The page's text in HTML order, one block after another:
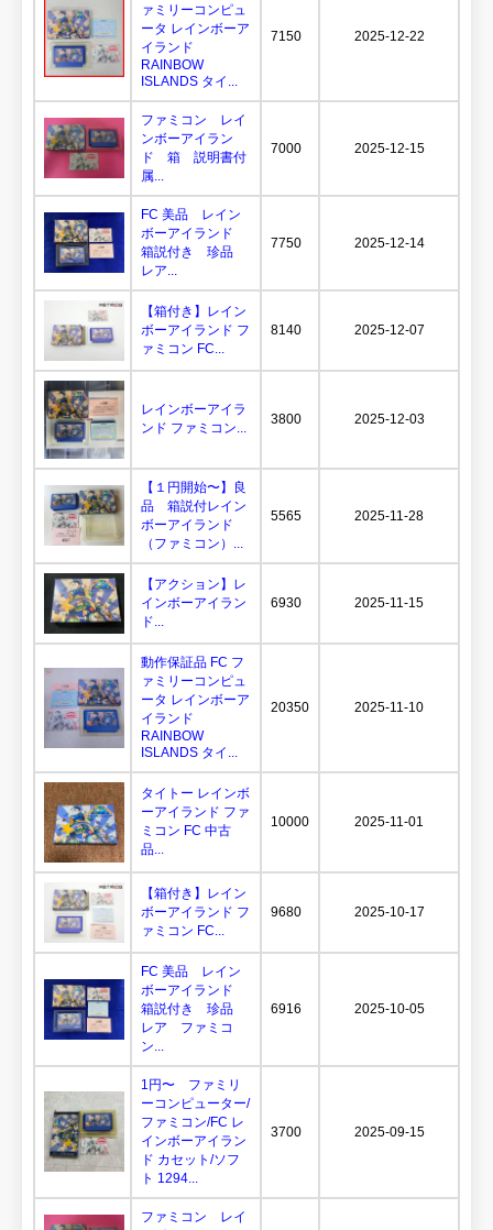
ァミリーコンピュ
ータ レインボーア
イランド
RAINBOW
ISLANDS タイ...
7150 2025-12-22
ファミコン レイ
ンボーアイラン
ド 箱 説明書付
属...
7000 2025-12-15
FC 美品 レイン
ボーアイランド
箱説付き 珍品
レア...
7750 2025-12-14
【箱付き】レイン
ボーアイランド フ
ァミコン FC...
8140 2025-12-07
レインボーアイラ
ンド ファミコン...
3800 2025-12-03
【１円開始〜】良
品 箱説付レイン
ボーアイランド
（ファミコン）...
5565 2025-11-28
【アクション】レ
インボーアイラン
ド...
6930 2025-11-15
動作保証品 FC フ
ァミリーコンピュ
ータ レインボーア
イランド
RAINBOW
ISLANDS タイ...
20350 2025-11-10
タイトー レインボ
ーアイランド ファ
ミコン FC 中古
品...
10000 2025-11-01
【箱付き】レイン
ボーアイランド フ
ァミコン FC...
9680 2025-10-17
FC 美品 レイン
ボーアイランド
箱説付き 珍品
レア ファミコ
ン...
6916 2025-10-05
1円〜 ファミリ
ーコンピューター/
ファミコン/FC レ
インボーアイラン
ド カセット/ソフ
ト 1294...
3700 2025-09-15
ファミコン レイ